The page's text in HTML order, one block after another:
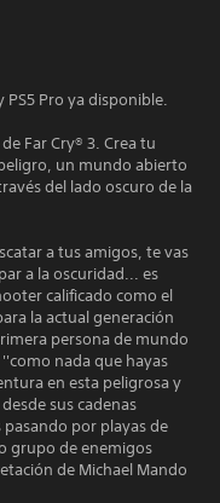
PS5 Pro ya disponible.
Far Cry® 3. Crea tu
un mundo abierto
del lado oscuro de la
a tus amigos, te vas
a la oscuridad... es
calificado como el
la actual generación
persona de mundo
nada que hayas
en esta peligrosa y
sus cadenas
por playas de
grupo de enemigos
de Michael Mando